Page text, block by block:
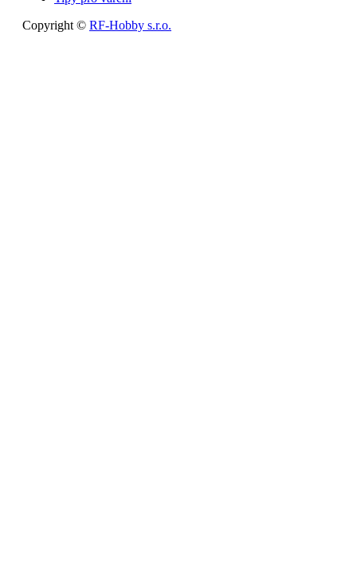
Copyright © RF-Hobby s.r.o.